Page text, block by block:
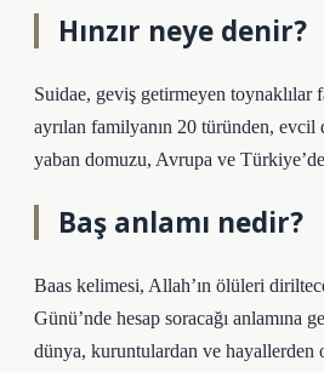
Hınzır neye denir?
Suidae, geviş getirmeyen toynaklılar
ayrılan familyanın 20 türünden, evcil
yaban domuzu, Avrupa ve
Baş anlamı nedir?
Baas kelimesi, Allah’ın ölüleri
Günü’nde hesap soracağı anlamına
dünya, kuruntulardan ve hayallerden